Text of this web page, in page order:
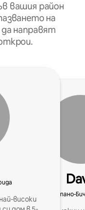
вашия район
на
направят
високи
Помпано-